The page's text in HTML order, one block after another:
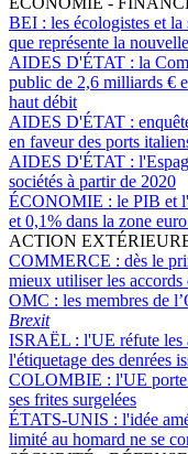
BEI : les écologistes et
que représente la
AIDES D'ÉTAT : la
public de 2,6 milliards €
haut débit
AIDES D'ÉTAT :
en faveur des ports
AIDES D'ÉTAT :
sociétés à partir de 2020
ÉCONOMIE : le PIB et
et 0,1% dans la zone
ACTION
COMMERCE : dès le
mieux utiliser les accords
OMC : les membres de
Brexit
ISRAËL : l'UE réfute les
l'étiquetage des denrées
COLOMBIE : l'UE
ses frites surgelées
ÉTATS-UNIS : l'idée
limité au homard ne se